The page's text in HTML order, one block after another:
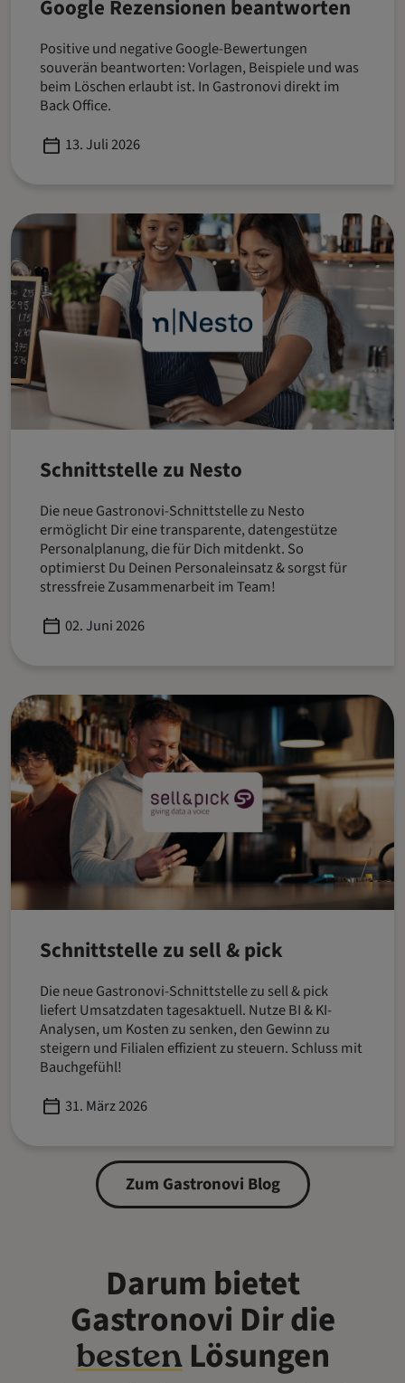
Google Rezensionen beantworten
Positive und negative Google-Bewertungen
souverän beantworten: Vorlagen, Beispiele und was
beim Löschen erlaubt ist. In Gastronovi direkt im
Back Office.
Published
13. Juli 2026
Schnittstelle zu Nesto
Die neue Gastronovi-Schnittstelle zu Nesto
ermöglicht Dir eine transparente, datengestütze
Personalplanung, die für Dich mitdenkt. So
optimierst Du Deinen Personaleinsatz & sorgst für
stressfreie Zusammenarbeit im Team!
Published
02. Juni 2026
Schnittstelle zu sell & pick
Die neue Gastronovi-Schnittstelle zu sell & pick
liefert Umsatzdaten tagesaktuell. Nutze BI & KI-
Analysen, um Kosten zu senken, den Gewinn zu
steigern und Filialen effizient zu steuern. Schluss mit
Bauchgefühl!
Published
31. März 2026
Zum Gastronovi Blog
Darum bietet
Gastronovi Dir die
bestenLösungen